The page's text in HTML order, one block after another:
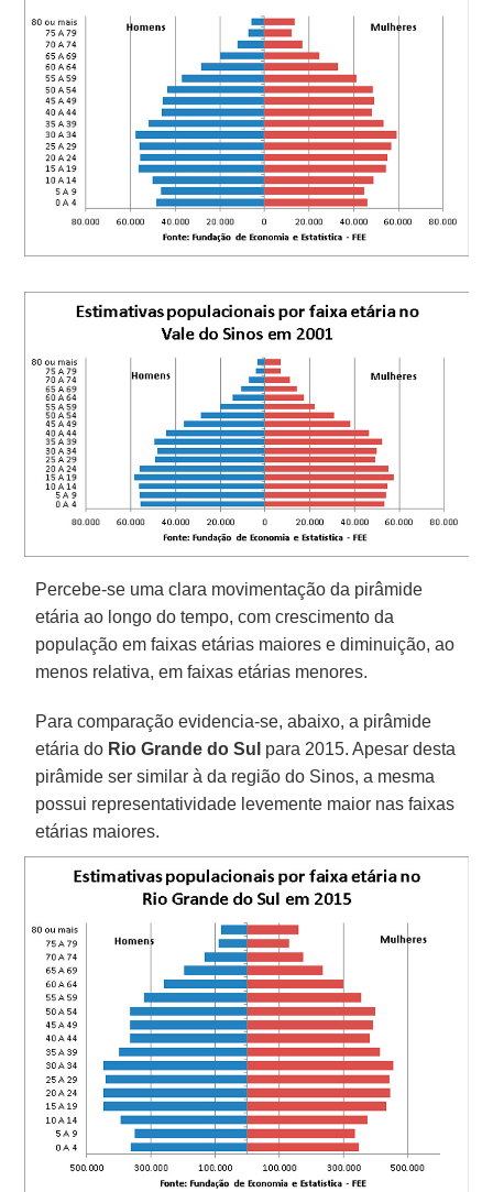
Percebe-se uma clara movimentação da pirâmide
etária ao longo do tempo, com crescimento da
população em faixas etárias maiores e diminuição, ao
menos relativa, em faixas etárias menores.
Para comparação evidencia-se, abaixo, a pirâmide
etária do Rio Grande do Sul para 2015. Apesar desta
pirâmide ser similar à da região do Sinos, a mesma
possui representatividade levemente maior nas faixas
etárias maiores.